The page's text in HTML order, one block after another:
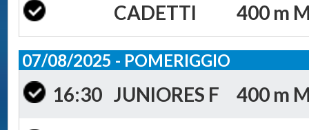
CADETTI 400 m
07/08/2025 - POMERIGGIO
16:30 JUNIORES F 400 m